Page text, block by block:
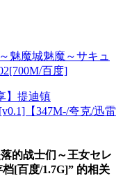
魅魔城魅魔～サキュ
百度]
】提迪镇
【347M-/夸克/迅雷
的战士们～王女セレ
[百度/1.7G]” 的相关